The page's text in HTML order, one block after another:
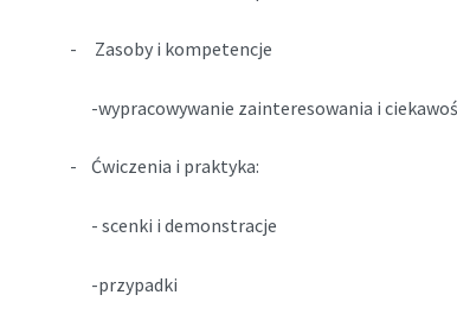
- Zasoby i kompetencje
-wypracowywanie zainteresowania i
- Ćwiczenia i praktyka:
- scenki i demonstracje
-przypadki